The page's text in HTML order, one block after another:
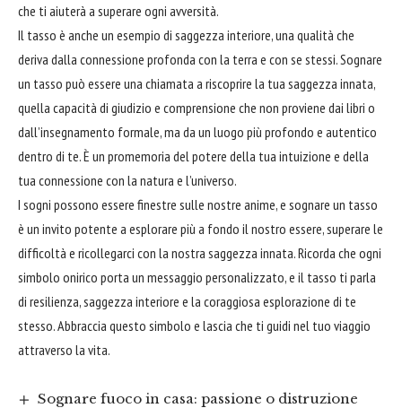
che ti aiuterà a superare ogni avversità.
Il tasso è anche un esempio di saggezza interiore, una qualità che
deriva dalla connessione profonda con la terra e con se stessi. Sognare
un tasso può essere una chiamata a riscoprire la tua saggezza innata,
quella capacità di giudizio e comprensione che non proviene dai libri o
dall’insegnamento formale, ma da un luogo più profondo e autentico
dentro di te. È un promemoria del potere della tua intuizione e della
tua connessione con la natura e l’universo.
I sogni possono essere finestre sulle nostre anime, e sognare un tasso
è un invito potente a esplorare più a fondo il nostro essere, superare le
difficoltà e ricollegarci con la nostra saggezza innata. Ricorda che ogni
simbolo onirico porta un messaggio personalizzato, e il tasso ti parla
di resilienza, saggezza interiore e la coraggiosa esplorazione di te
stesso. Abbraccia questo simbolo e lascia che ti guidi nel tuo viaggio
attraverso la vita.
Sognare fuoco in casa: passione o distruzione